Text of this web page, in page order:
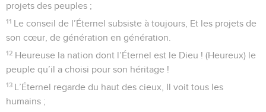
projets des peuples ;
11 Le conseil de l’Éternel subsiste à toujours, Et les projets de
son cœur, de génération en génération.
12 Heureuse la nation dont l’Éternel est le Dieu ! (Heureux) le
peuple qu’il a choisi pour son héritage !
13 L’Éternel regarde du haut des cieux, Il voit tous les
humains ;